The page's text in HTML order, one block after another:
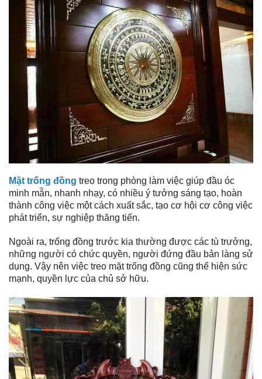
Mặt trống đồng treo trong phòng làm việc giúp đầu óc
minh mẫn, nhanh nhạy, có nhiều ý tưởng sáng tạo, hoàn
thành công việc một cách xuất sắc, tạo cơ hội cơ công việc
phát triển, sự nghiệp thăng tiến.
Ngoài ra, trống đồng trước kia thường được các tù trưởng,
những người có chức quyền, người đứng đầu bản làng sử
dụng. Vậy nên việc treo mặt trống đồng cũng thể hiện sức
mạnh, quyền lực của chủ sở hữu.